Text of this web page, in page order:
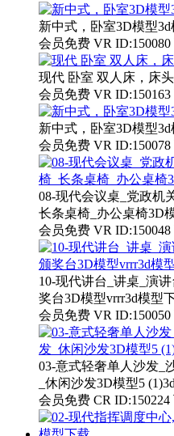
新中式，卧室3D模型
会员免费 VR ID:150080
现代 卧室 双人床，床
会员免费 VR ID:150163
新中式，卧室3D模型
会员免费 VR ID:150078
08-现代会议桌_党政机
长条桌椅_办公桌椅3D
会员免费 VR ID:150048
10-现代讲台_讲桌_演
奖台3D模型vrrr3d模型
会员免费 VR ID:150050
03-意式轻奢单人沙发_
_休闲沙发3D模型5
会员免费 CR ID:150224